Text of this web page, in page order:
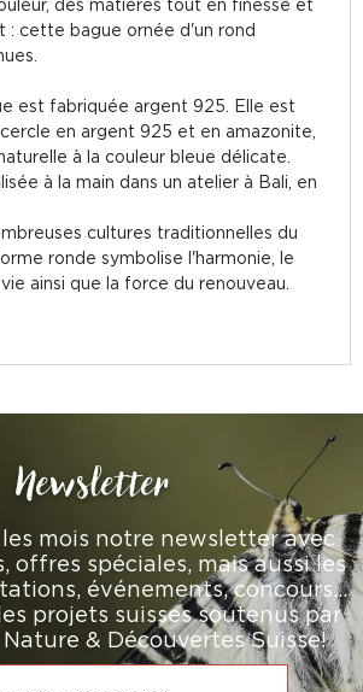
des matières tout en finesse et
: cette bague ornée d'un rond
est fabriquée argent 925. Elle est
en argent 925 et en amazonite,
à la couleur bleue délicate.
à la main dans un atelier à Bali, en
cultures traditionnelles du
ronde symbolise l'harmonie, le
ainsi que la force du renouveau.
Newsletter
mois notre newsletter avec
offres spéciales, mais aussi les
événements, concours…
projets suisses soutenus par
& Découvertes Suisse!